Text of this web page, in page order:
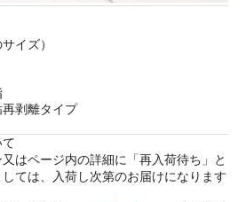
イズ）
剥離タイプ
はページ内の詳細に「再入荷待ち 」と
ては、入荷し次第のお届けになります